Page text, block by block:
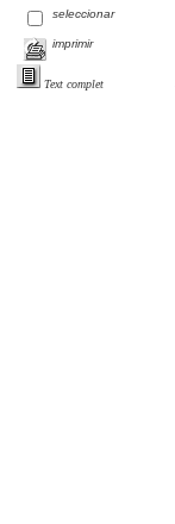
seleccionar
imprimir
Text complet